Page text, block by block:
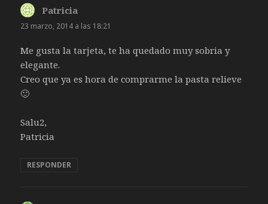
Patricia
23 marzo, 2014 a las 18:21
Me gusta la tarjeta, te ha quedado muy sobria y
elegante.
Creo que ya es hora de comprarme la pasta relieve
🙂
Salu2,
Patricia
RESPONDER